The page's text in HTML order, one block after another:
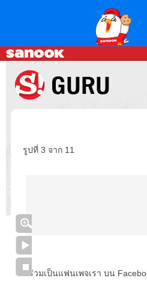
รูปที่ 3 จาก 11
ร่วมเป็นแฟนเพจเรา บน